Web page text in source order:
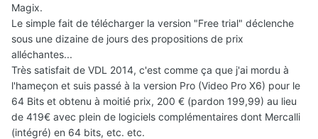
Magix.
Le simple fait de télécharger la version "Free trial" déclenche
sous une dizaine de jours des propositions de prix
alléchantes...
Très satisfait de VDL 2014, c'est comme ça que j'ai mordu à
l'hameçon et suis passé à la version Pro (Video Pro X6) pour le
64 Bits et obtenu à moitié prix, 200 € (pardon 199,99) au lieu
de 419€ avec plein de logiciels complémentaires dont Mercalli
(intégré) en 64 bits, etc. etc.